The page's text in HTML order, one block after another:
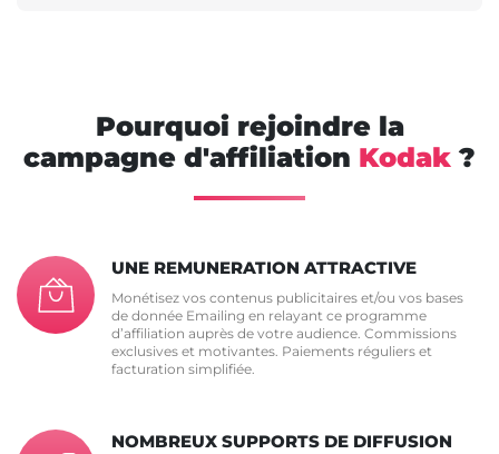
Pourquoi rejoindre la
campagne d'affiliation Kodak ?
UNE REMUNERATION ATTRACTIVE
Monétisez vos contenus publicitaires et/ou vos bases
de donnée Emailing en relayant ce programme
d’affiliation auprès de votre audience. Commissions
exclusives et motivantes. Paiements réguliers et
facturation simplifiée.
NOMBREUX SUPPORTS DE DIFFUSION